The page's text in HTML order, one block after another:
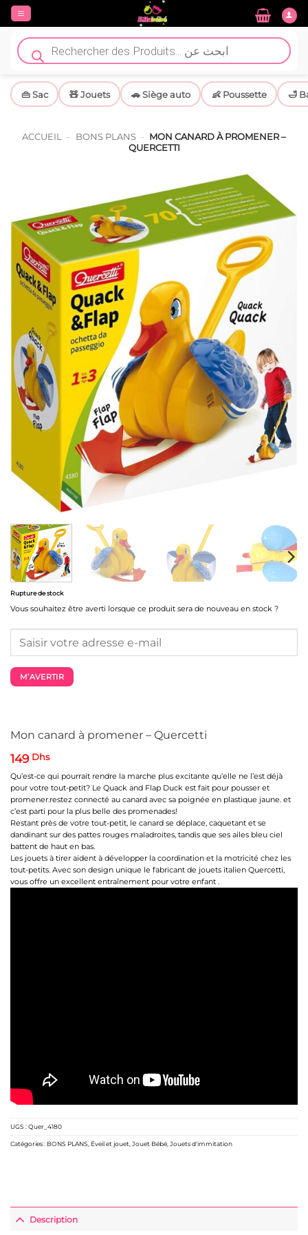
Passer
contenu
Recherche
de
produits
👜 Sac 🧸 Jouets 🚗 Siège auto 👶 Poussette 🛁
ACCUEIL - BONS PLANS - MON CANARD À PROMENER –
QUERCETTI
Mon canard à promener – Quercetti
149 Dhs
Qu’est-ce qui pourrait rendre la marche plus excitante qu’elle ne l’est déjà
pour votre tout-petit? Le Quack and Flap Duck est fait pour pousser et
promener.restez connecté au canard avec sa poignée en plastique jaune. et
c’est parti pour la plus belle des promenades!
Restant près de votre tout-petit, le canard se déplace, caquetant et se
dandinant sur des pattes rouges maladroites, tandis que ses ailes bleu ciel
battent de haut en bas.
Les jouets à tirer aident à développer la coordination et la motricité chez les
tout-petits. Avec son design unique le fabricant de jouets italien Quercetti,
vous offre un excellent entraînement pour votre enfant .
Rupture de stock
Vous souhaitez être averti lorsque ce produit sera de nouveau en stock ?
M’AVERTIR
UGS :Quer_4180
Catégories : BONS PLANS, Éveil et jouet,Jouet Bébé,Jouets d'immitation
Description